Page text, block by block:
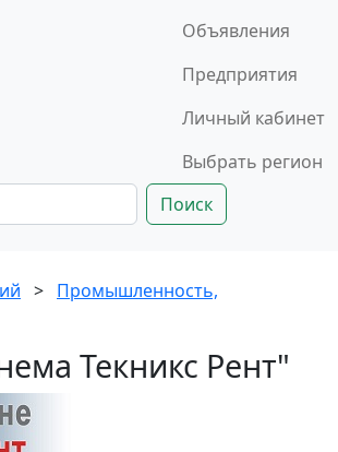
Объявления
Предприятия
Личный кабинет
Выбрать регион
Поиск
> Промышленность,
Текникс Рент"